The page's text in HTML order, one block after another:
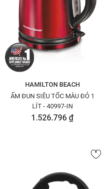
HAMILTON BEACH
ẤM ĐUN SIÊU TỐC MÀU ĐỎ 1
LÍT - 40997-IN
1.526.796 ₫